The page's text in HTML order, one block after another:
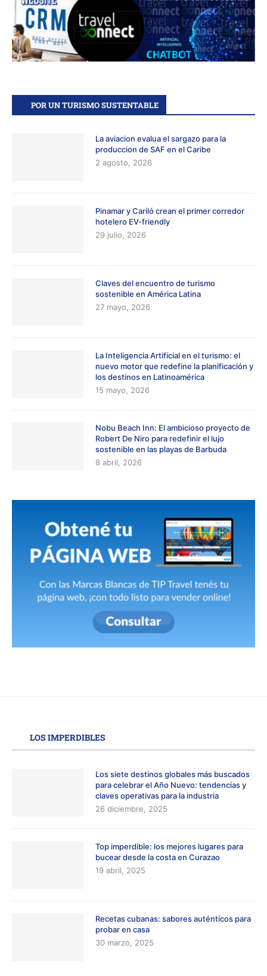
POR UN TURISMO SUSTENTABLE
La aviacion evalua el sargazo para la
produccion de SAF en el Caribe
2 agosto, 2026
Pinamar y Cariló crean el primer corredor
hotelero EV-friendly
29 julio, 2026
Claves del encuentro de turismo
sostenible en América Latina
27 mayo, 2026
La Inteligencia Artificial en el turismo: el
nuevo motor que redefine la planificación y
los destinos en Latinoamérica
15 mayo, 2026
Nobu Beach Inn: El ambicioso proyecto de
Robert De Niro para redefinir el lujo
sostenible en las playas de Barbuda
8 abril, 2026
LOS IMPERDIBLES
Los siete destinos globales más buscados
para celebrar el Año Nuevo: tendencias y
claves operativas para la industria
26 diciembre, 2025
Top imperdible: los mejores lugares para
bucear desde la costa en Curazao
19 abril, 2025
Recetas cubanas: sabores auténticos para
probar en casa
30 marzo, 2025